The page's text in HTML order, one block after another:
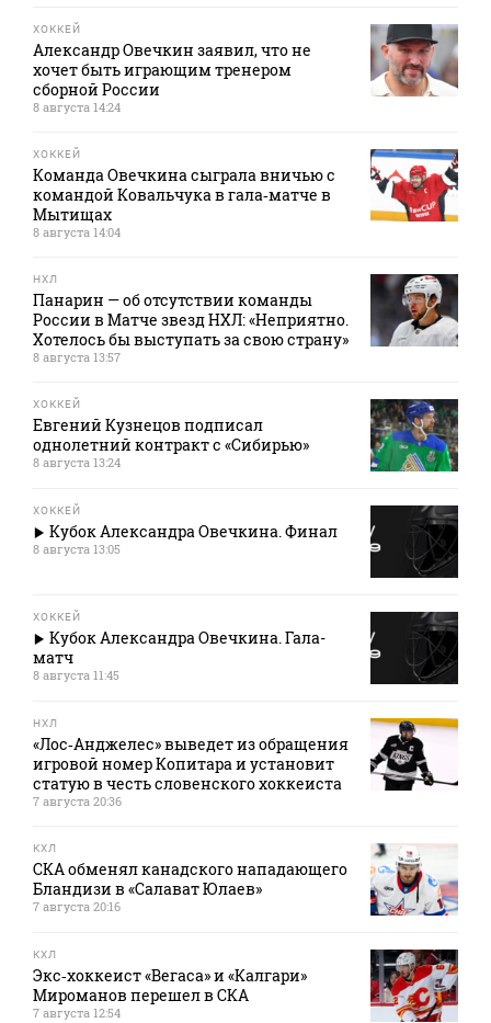
ХОККЕЙ
Александр Овечкин заявил, что не
хочет быть играющим тренером
сборной России
8 августа 14:24
ХОККЕЙ
Команда Овечкина сыграла вничью с
командой Ковальчука в гала‑матче в
Мытищах
8 августа 14:04
НХЛ
Панарин — об отсутствии команды
России в Матче звезд НХЛ: «Неприятно.
Хотелось бы выступать за свою страну»
8 августа 13:57
ХОККЕЙ
Евгений Кузнецов подписал
однолетний контракт с «Сибирью»
8 августа 13:24
ХОККЕЙ
Кубок Александра Овечкина. Финал
8 августа 13:05
ХОККЕЙ
Кубок Александра Овечкина. Гала-
матч
8 августа 11:45
НХЛ
«Лос‑Анджелес» выведет из обращения
игровой номер Копитара и установит
статую в честь словенского хоккеиста
7 августа 20:36
КХЛ
СКА обменял канадского нападающего
Бландизи в «Салават Юлаев»
7 августа 20:16
КХЛ
Экс‑хоккеист «Вегаса» и «Калгари»
Мироманов перешел в СКА
7 августа 12:54